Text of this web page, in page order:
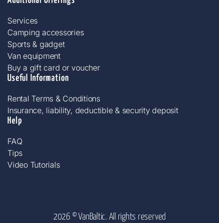
Services
Camping accessories​
Sports & gadget
Van equipment
Buy a gift card or voucher
Useful Information
Rental Terms & Conditions
Insurance, liability, deductible & security deposit
Help
FAQ
Tips
Video Tutorials
2026 © VanBaltic. All rights reserved